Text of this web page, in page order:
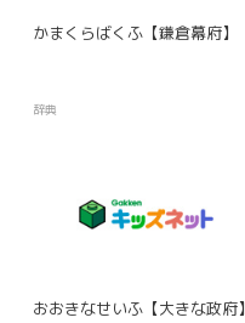
かまくらばくふ【鎌倉幕府】
辞典
おおきなせいふ【大きな政府】